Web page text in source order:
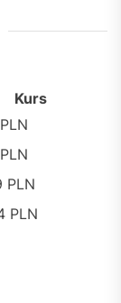
Kurs
PLN
PLN